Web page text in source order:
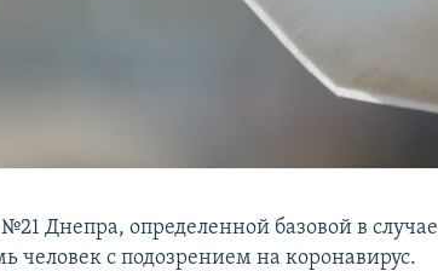
Днепра, определенной базовой в случае
человек с подозрением на коронавирус.